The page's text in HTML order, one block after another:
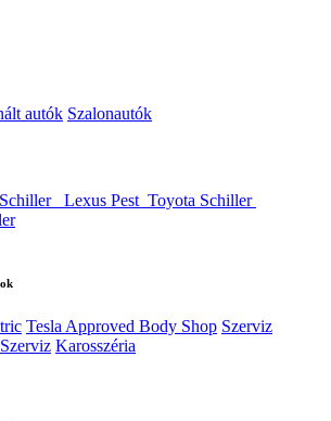
autók Szalonautók
Lexus Pest Toyota Schiller
Tesla Approved Body Shop Szerviz
Szerviz Karosszéria